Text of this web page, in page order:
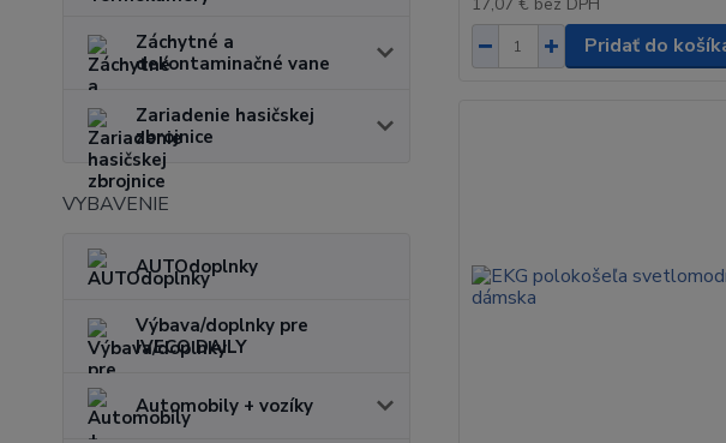
Záchytné a
dekontaminačné vane
Zariadenie hasičskej
zbrojnice
VYBAVENIE
AUTOdoplnky
Výbava/doplnky pre
IVECO DAILY
Automobily + vozíky
Pridať do